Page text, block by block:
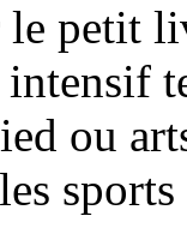
le petit
ou